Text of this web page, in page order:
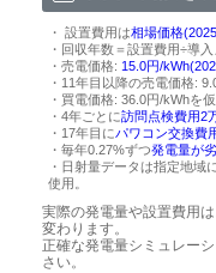
・ 設置費用は相場価格
・回収年数＝設置費用÷導入
・売電価格: 15.0円/
・11年目以降の売電価格:
・買電価格: 36.0円/kWhを
・4年ごとに訪問点検費用2
・17年目にパワコン交換費
・毎年0.27%ずつ発電量が
・日射量データは指定地域
使用。
実際の発電量や設置費用
変わります。
正確な発電量シミュレー
さい。